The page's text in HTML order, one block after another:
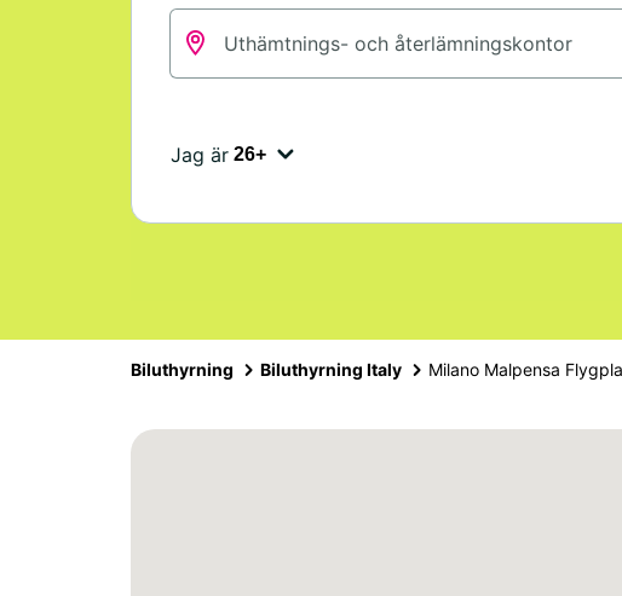
Jag är
Biluthyrning Biluthyrning Italy Milano Malpensa